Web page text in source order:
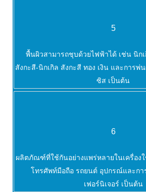
5
พื้นผิวสามารถชุบด้วยไฟฟ้าได้ เช่น นิก
สังกะสี-นิกเกิล สังกะสี ทอง เงิน และการพ่
ซิส เป็นต้น
6
ผลิตภัณฑ์ที่ใช้กันอย่างแพร่หลายในเครื่อง
โทรศัพท์มือถือ รถยนต์ อุปกรณ์และกา
เฟอร์นิเจอร์ เป็นต้น